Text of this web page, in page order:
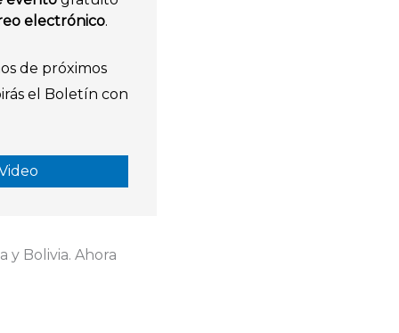
electrónico.
de próximos
el Boletín con
y Bolivia. Ahora